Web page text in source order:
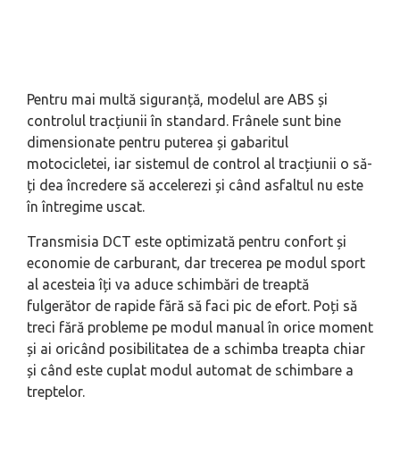
Pentru mai multă siguranță, modelul are ABS și
controlul tracțiunii în standard. Frânele sunt bine
dimensionate pentru puterea și gabaritul
motocicletei, iar sistemul de control al tracțiunii o să-
ți dea încredere să accelerezi și când asfaltul nu este
în întregime uscat.
Transmisia DCT este optimizată pentru confort și
economie de carburant, dar trecerea pe modul sport
al acesteia îți va aduce schimbări de treaptă
fulgerător de rapide fără să faci pic de efort. Poți să
treci fără probleme pe modul manual în orice moment
și ai oricând posibilitatea de a schimba treapta chiar
și când este cuplat modul automat de schimbare a
treptelor.